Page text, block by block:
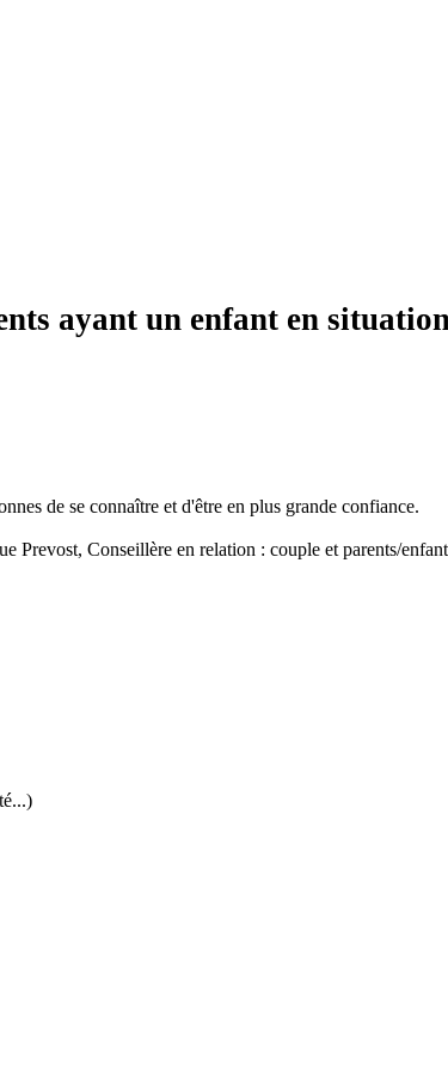
ayant un enfant en
de se connaître et d'être en plus grande confiance.
Conseillère en relation : couple et parents/